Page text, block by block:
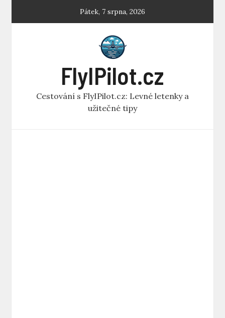
Pátek, 7 srpna, 2026
FlyIPilot.cz
Cestování s FlyIPilot.cz: Levné letenky a
užitečné tipy